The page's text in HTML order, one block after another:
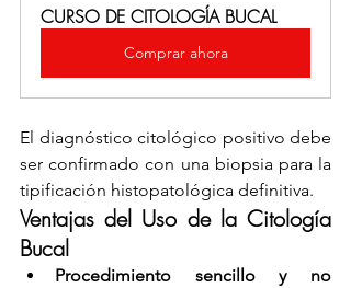
CURSO DE CITOLOGÍA BUCAL
Comprar ahora
El diagnóstico citológico positivo debe
ser confirmado con una biopsia para la
tipificación histopatológica definitiva.
Ventajas del Uso de la Citología
Bucal
Procedimiento sencillo y no